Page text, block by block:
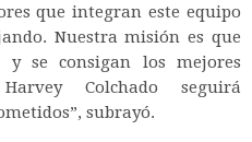
que integran este equipo
Nuestra misión es que
y se consigan los mejores
Colchado seguirá
subrayó.